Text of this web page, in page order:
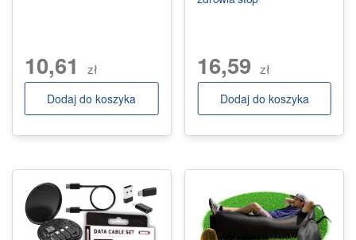
10,61 zł
Dodaj do koszyka
16,59 zł
Dodaj do koszyka